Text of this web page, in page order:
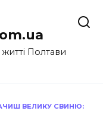
Полтави
ВЕЛИКУ СВИНЮ: